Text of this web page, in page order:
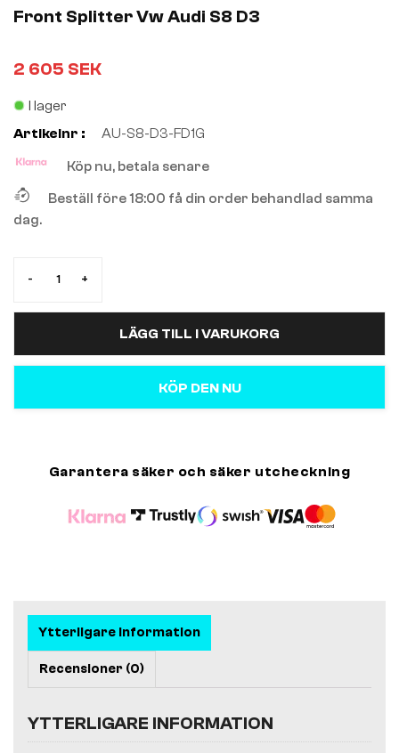
of
5
Front Splitter Vw Audi S8 D3
2 605 SEK
I lager
Artikelnr :
AU-S8-D3-FD1G
Köp nu, betala senare
Beställ före 18:00 få din order behandlad samma
dag.
- +
LÄGG TILL I VARUKORG
KÖP DEN NU
Garantera säker och säker utcheckning
Ytterligare information
Recensioner (0)
YTTERLIGARE INFORMATION